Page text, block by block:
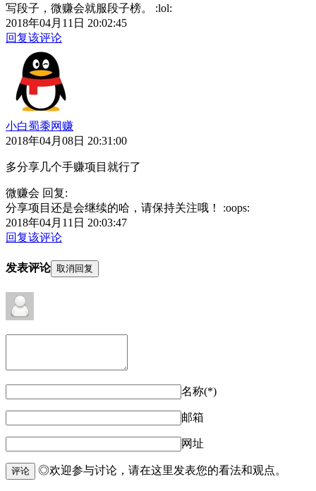
写段子，微赚会就服段子榜。 :lol:
2018年04月11日 20:02:45
回复该评论
小白蜀黍网赚
2018年04月08日 20:31:00
多分享几个手赚项目就行了
微赚会 回复:
分享项目还是会继续的哈，请保持关注哦！ :oops:
2018年04月11日 20:03:47
回复该评论
发表评论 取消回复
名称(*)
邮箱
网址
评论 ◎欢迎参与讨论，请在这里发表您的看法和观点。